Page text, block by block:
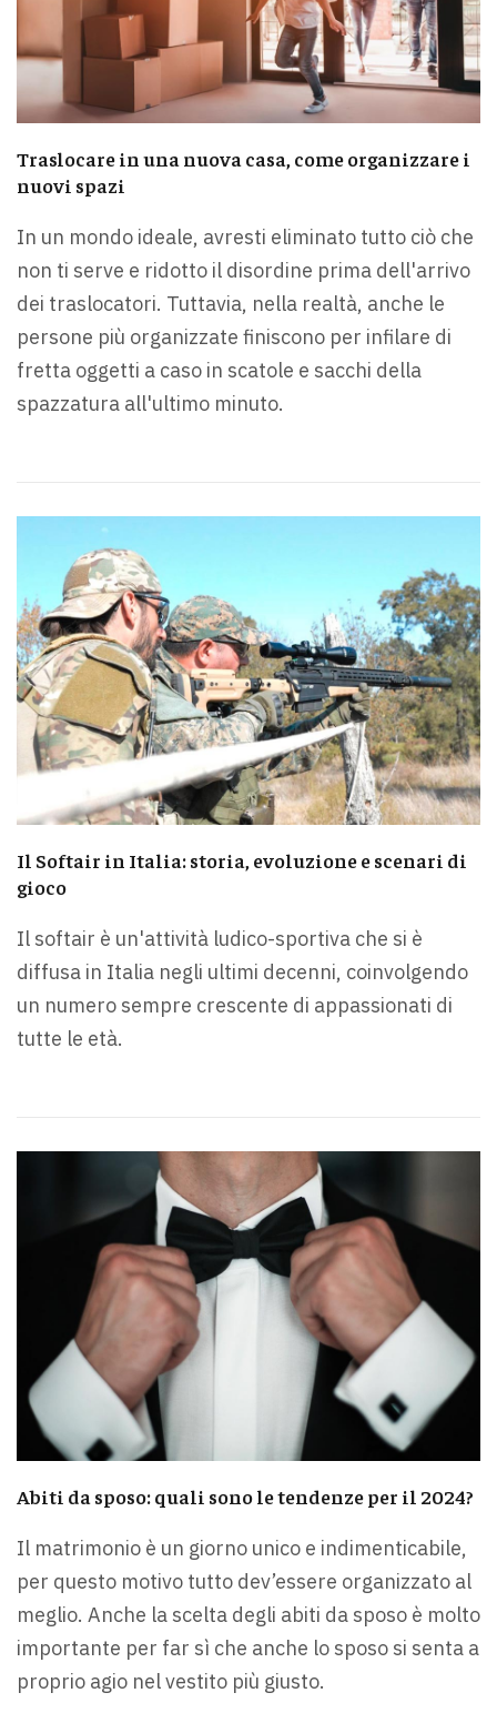
Traslocare in una nuova casa, come organizzare i
nuovi spazi
In un mondo ideale, avresti eliminato tutto ciò che
non ti serve e ridotto il disordine prima dell'arrivo
dei traslocatori. Tuttavia, nella realtà, anche le
persone più organizzate finiscono per infilare di
fretta oggetti a caso in scatole e sacchi della
spazzatura all'ultimo minuto.
Il Softair in Italia: storia, evoluzione e scenari di
gioco
Il softair è un'attività ludico-sportiva che si è
diffusa in Italia negli ultimi decenni, coinvolgendo
un numero sempre crescente di appassionati di
tutte le età.
Abiti da sposo: quali sono le tendenze per il 2024?
Il matrimonio è un giorno unico e indimenticabile,
per questo motivo tutto dev’essere organizzato al
meglio. Anche la scelta degli abiti da sposo è molto
importante per far sì che anche lo sposo si senta a
proprio agio nel vestito più giusto.